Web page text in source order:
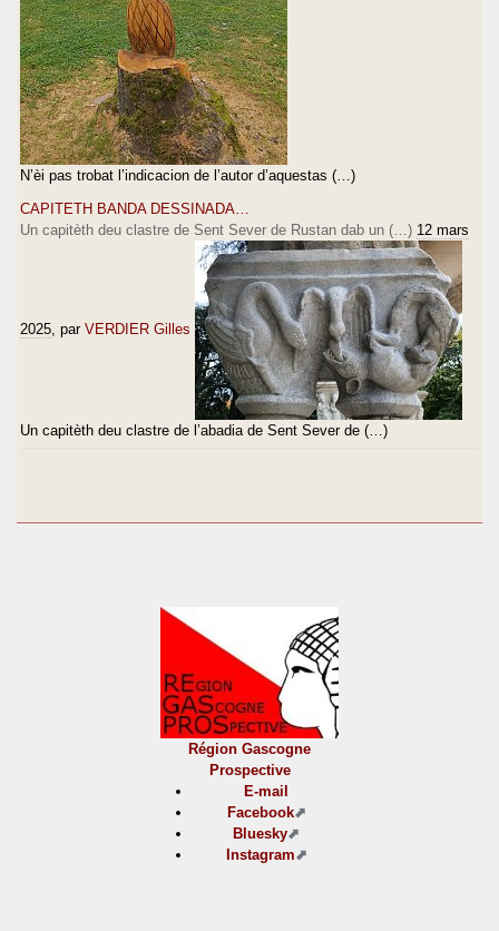
N’èi pas trobat l’indicacion de l’autor d’aquestas (…)
CAPITETH BANDA DESSINADA…
Un capitèth deu clastre de Sent Sever de Rustan dab un (…) 12 mars
2025 , par VERDIER Gilles
Un capitèth deu clastre de l’abadia de Sent Sever de (…)
Région Gascogne
Prospective
E-mail
Facebook
Bluesky
Instagram